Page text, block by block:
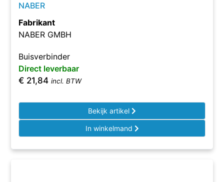
NABER
Fabrikant
NABER GMBH
Buisverbinder
Direct leverbaar
€ 21,84 incl. BTW
Bekijk artikel
In winkelmand